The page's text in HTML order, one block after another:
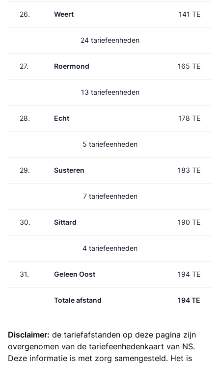
26. Weert 141 TE
24 tariefeenheden
27. Roermond 165 TE
13 tariefeenheden
28. Echt 178 TE
5 tariefeenheden
29. Susteren 183 TE
7 tariefeenheden
30. Sittard 190 TE
4 tariefeenheden
31. Geleen Oost 194 TE
Totale afstand 194 TE
Disclaimer: de tariefafstanden op deze pagina zijn
overgenomen van de tariefeenhedenkaart van NS.
Deze informatie is met zorg samengesteld. Het is